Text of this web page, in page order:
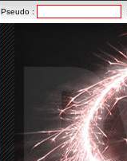
Pseudo :